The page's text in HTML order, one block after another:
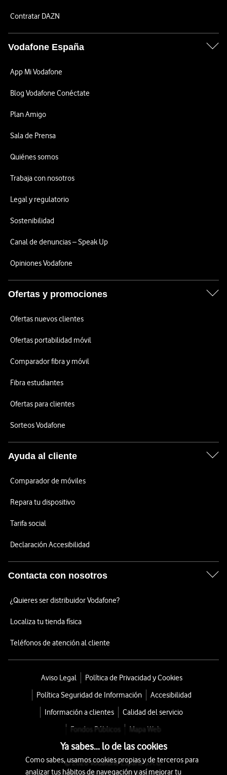
Contratar DAZN
Vodafone España
App Mi Vodafone
Blog Vodafone Conéctate
Plan Amigo
Sala de Prensa
Quiénes somos
Trabaja con nosotros
Legal y regulatorio
Sostenibilidad
Canal de denuncias – Speak Up
Opiniones Vodafone
Ofertas y promociones
Ofertas nuevos clientes
Ofertas portabilidad móvil
Comparador fibra y móvil
Fibra estudiantes
Ofertas para clientes
Sorteos Vodafone
Ayuda al cliente
Comparador de móviles
Repara tu dispositivo
Tarifa social
Declaración Accesibilidad
Contacta con nosotros
¿Quieres ser distribuidor Vodafone?
Localiza tu tienda física
Teléfonos de atención al cliente
Aviso Legal
Política de Privacidad y Cookies
Política Seguridad de Información
Accesibilidad
Información a clientes
Calidad del servicio
Fondos Públicos
Mapa Web
© 2026 Vodafone España S.A.U.
Ya sabes... lo de las cookies
Como sabes, usamos cookies propias y de terceros para
analizar tus hábitos de navegación y así mejorar tu